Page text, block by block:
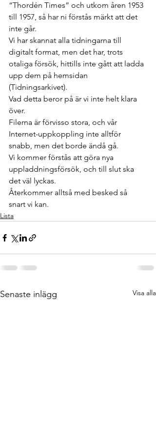
“Thordén Times” och utkom åren 1953
till 1957, så har ni förstås märkt att det
inte går.
Vi har skannat alla tidningarna till
digitalt format, men det har, trots
otaliga försök, hittills inte gått att ladda
upp dem på hemsidan
(Tidningsarkivet).
Vad detta beror på är vi inte helt klara
över.
Filerna är förvisso stora, och vår
Internet-uppkoppling inte alltför
snabb, men det borde ändå gå.
Vi kommer förstås att göra nya
uppladdningsförsök, och till slut ska
det väl lyckas.
Återkommer alltså med besked så
snart vi kan.
Lista
Senaste inlägg Visa alla